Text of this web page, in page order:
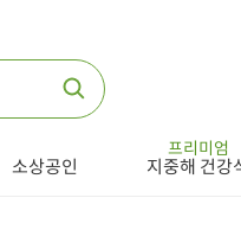
소상공인
프리미엄
지중해 건강